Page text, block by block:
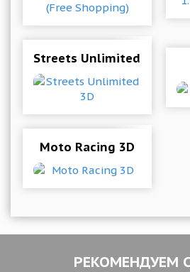
Streets Unlimited 3D
Moto Racing 3D
РЕКОМЕНДУЕМ